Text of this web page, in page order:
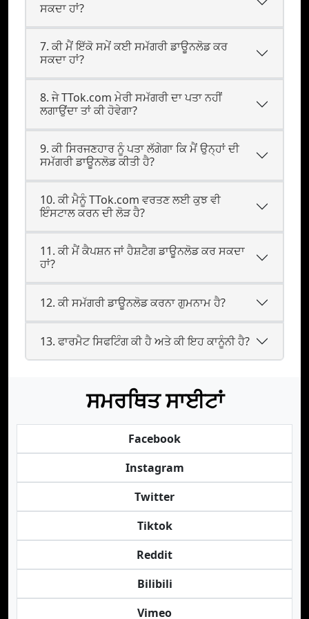
ਸਕਦਾ ਹਾਂ?
7. ਕੀ ਮੈਂ ਇੱਕੋ ਸਮੇਂ ਕਈ ਸਮੱਗਰੀ ਡਾਊਨਲੋਡ ਕਰ
ਸਕਦਾ ਹਾਂ?
8. ਜੇ TTok.com ਮੇਰੀ ਸਮੱਗਰੀ ਦਾ ਪਤਾ ਨਹੀਂ
ਲਗਾਉਂਦਾ ਤਾਂ ਕੀ ਹੋਵੇਗਾ?
9. ਕੀ ਸਿਰਜਣਹਾਰ ਨੂੰ ਪਤਾ ਲੱਗੇਗਾ ਕਿ ਮੈਂ ਉਨ੍ਹਾਂ ਦੀ
ਸਮੱਗਰੀ ਡਾਊਨਲੋਡ ਕੀਤੀ ਹੈ?
10. ਕੀ ਮੈਨੂੰ TTok.com ਵਰਤਣ ਲਈ ਕੁਝ ਵੀ
ਇੰਸਟਾਲ ਕਰਨ ਦੀ ਲੋੜ ਹੈ?
11. ਕੀ ਮੈਂ ਕੈਪਸ਼ਨ ਜਾਂ ਹੈਸ਼ਟੈਗ ਡਾਊਨਲੋਡ ਕਰ ਸਕਦਾ
ਹਾਂ?
12. ਕੀ ਸਮੱਗਰੀ ਡਾਊਨਲੋਡ ਕਰਨਾ ਗੁਮਨਾਮ ਹੈ?
13. ਫਾਰਮੈਟ ਸਿਫਟਿੰਗ ਕੀ ਹੈ ਅਤੇ ਕੀ ਇਹ ਕਾਨੂੰਨੀ ਹੈ?
ਸਮਰਥਿਤ ਸਾਈਟਾਂ
Facebook
Instagram
Twitter
Tiktok
Reddit
Bilibili
Vimeo